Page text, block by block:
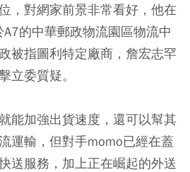
，對網家前景非常看好，他在
的中華郵政物流園區物流中
被指圖利特定廠商，詹宏志罕
立委質疑。
能加強出貨速度，還可以幫其
運輸，但對手momo已經在蓋
送服務，加上正在崛起的外送